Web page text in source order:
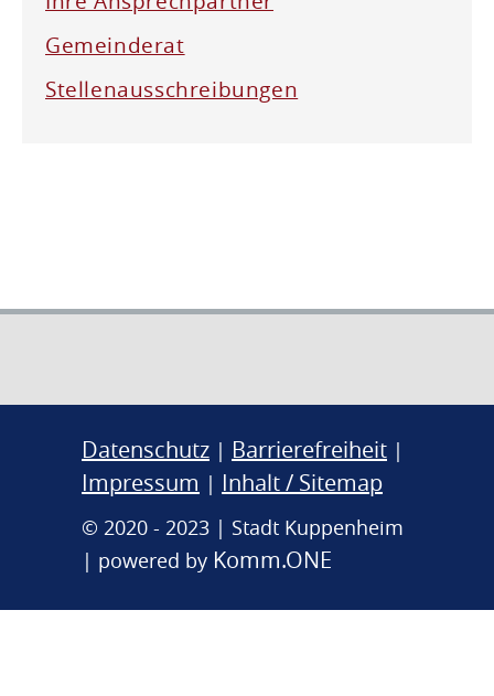
Gemeinderat
Stellenausschreibungen
Datenschutz | Barrierefreiheit |
Impressum | Inhalt / Sitemap
© 2020 - 2023 | Stadt Kuppenheim
| powered by Komm.ONE